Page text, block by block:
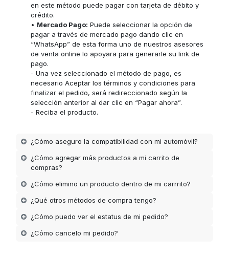
en este método puede pagar con tarjeta de débito y
crédito.
• Mercado Pago: Puede seleccionar la opción de
pagar a través de mercado pago dando clic en
“WhatsApp” de esta forma uno de nuestros asesores
de venta online lo apoyara para generarle su link de
pago.
- Una vez seleccionado el método de pago, es
necesario Aceptar los términos y condiciones para
finalizar el pedido, será redireccionado según la
selección anterior al dar clic en “Pagar ahora”.
- Reciba el producto.
¿Cómo aseguro la compatibilidad con mi automóvil?
¿Cómo agregar más productos a mi carrito de
compras?
¿Cómo elimino un producto dentro de mi carrrito?
¿Qué otros métodos de compra tengo?
¿Cómo puedo ver el estatus de mi pedido?
¿Cómo cancelo mi pedido?